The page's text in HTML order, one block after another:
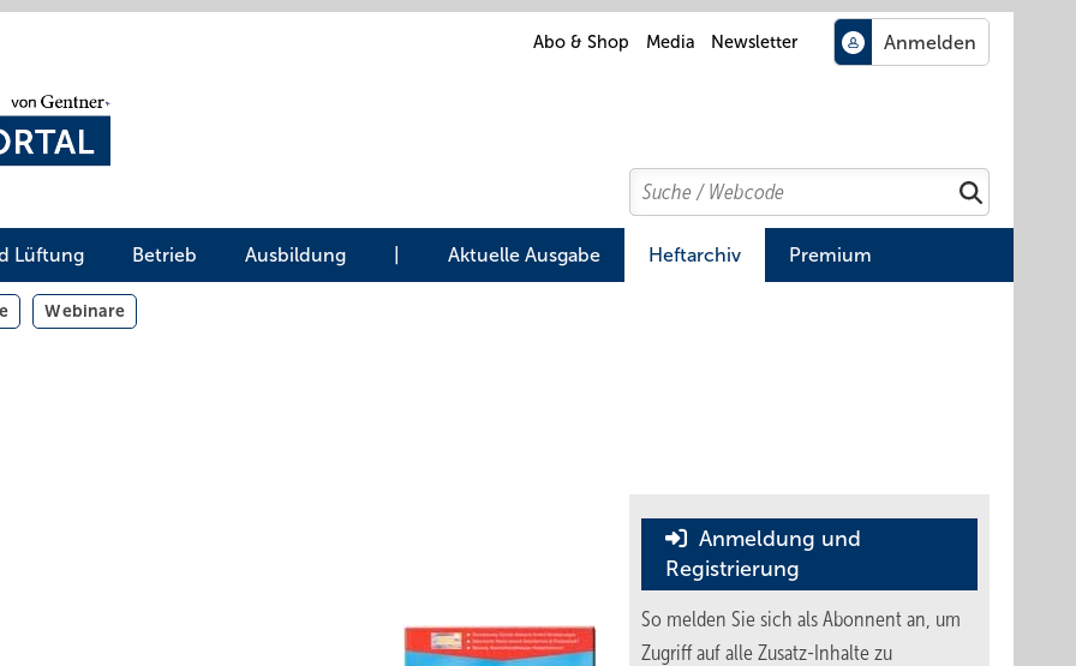
Abo & Shop Media Newsletter
Search
Suchen
Lüftung Betrieb Ausbildung Aktuelle Ausgabe Heftarchiv Premium
Webinare
Anmeldung und
Registrierung
So melden Sie sich als Abonnent an, um
Zugriff auf alle Zusatz-Inhalte zu